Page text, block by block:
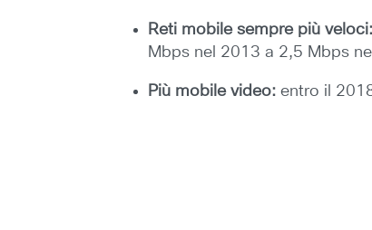
Reti mobile sempre più veloci:
Mbps nel 2013 a 2,5 Mbps
Più mobile video: entro il